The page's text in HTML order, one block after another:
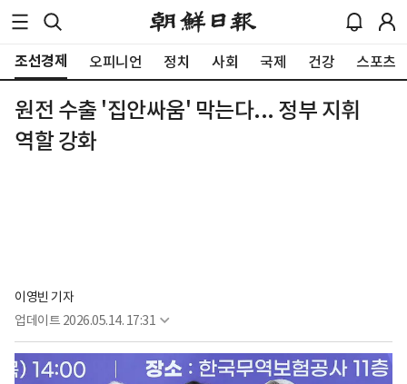
조선경제 오피니언 정치 사회 국제 건강 스포츠
원전 수출 '집안싸움' 막는다... 정부 지휘
역할 강화
이영빈 기자
업데이트 2026.05.14. 17:31